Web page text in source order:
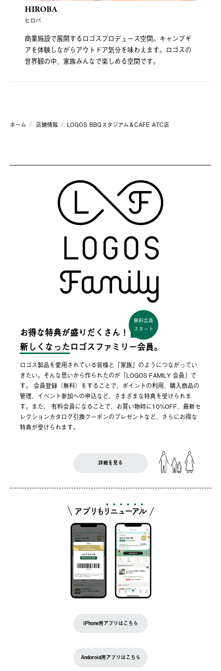
HIROBA
ヒロバ
商業施設で展開するロゴスプロデュース空間。キャンプギ
アを体験しながらアウトドア気分を味わえます。ロゴスの
世界観の中、家族みんなで楽しめる空間です。
ホーム 店舗情報 LOGOS BBQスタジアム＆CAFE ATC店
お得な特典が盛りだくさん！
無料会員
スタート
新しくなった ロゴスファミリー会員。
ロゴス製品を愛用されている皆様と「家族」のようにつながってい
きたい。そんな思いから作られたのが「LOGOS FAMILY 会員」で
す。 会員登録（無料）をすることで、ポイントの利用、購入商品の
管理、イベント参加への申込など、さまざまな特典を受けられま
す。また、 有料会員になることで、お買い物時に10%OFF、最新セ
レクションカタログ引換クーポンのプレゼントなど、さらにお得な
特典が受けられます。
詳細を見る
iPhone用アプリはこちら
Andoroid用アプリはこちら